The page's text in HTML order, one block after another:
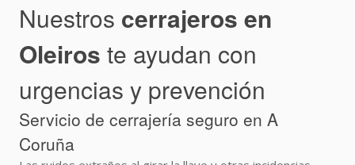
Nuestros cerrajeros en
Oleiros te ayudan con
urgencias y prevención
Servicio de cerrajería seguro en A
Coruña